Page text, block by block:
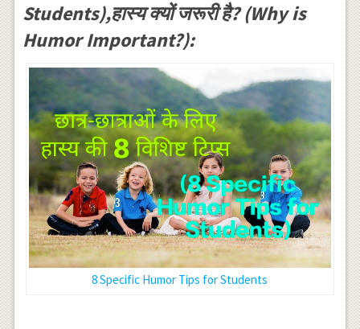
Students),हास्य क्यों जरूरी है? (Why is
Humor Important?):
8 Specific Humor Tips for Students